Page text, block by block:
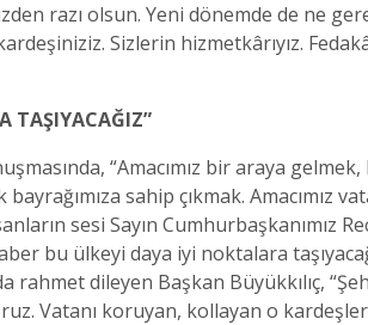
razı olsun. Yeni dönemde de ne
Sizlerin hizmetkârıyız.
TAŞIYACAĞIZ”
“Amacımız bir araya
bayrağımıza sahip çıkmak. Amacımız
sesi Sayın Cumhurbaşkanımız
bu ülkeyi daya iyi noktalara
rahmet dileyen Başkan Büyükkılıç,
Vatanı koruyan, kollayan o